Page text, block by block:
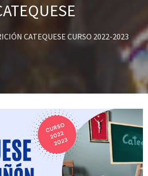
CATEQUESE CURSO 2022-2023